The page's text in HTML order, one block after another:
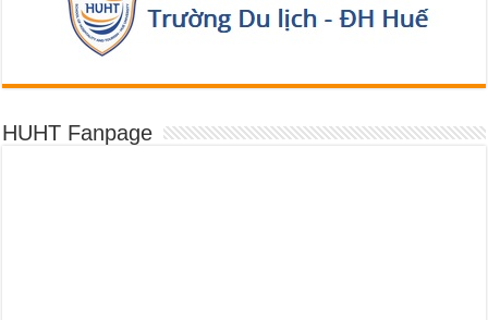
HUHT Fanpage